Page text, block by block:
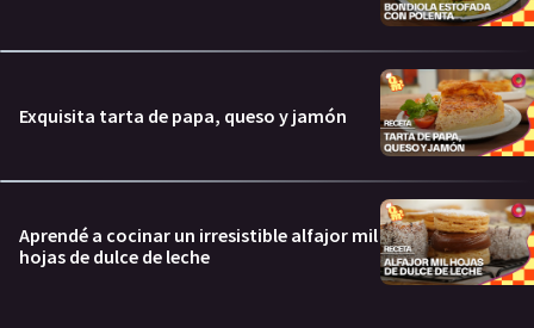
Exquisita tarta de papa, queso y jamón
Aprendé a cocinar un irresistible alfajor mil
hojas de dulce de leche